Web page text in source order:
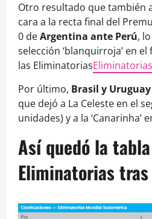
Otro resultado que también
cara a la recta final del
0 deArgentina ante Perú,
selección ‘blanquirroja’ en
las EliminatoriasEliminatorias
Por último, Brasil y Uruguay
que dejó a La Celeste en el
unidades) y a la ‘Canarinha’
Así quedó la
Eliminatorias